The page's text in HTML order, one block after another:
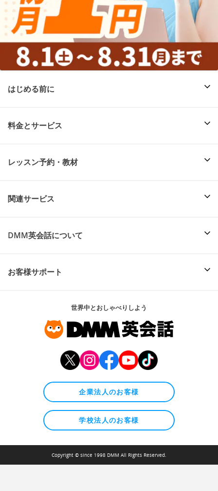
はじめる前に
料金とサービス
レッスン予約・教材
関連サービス
DMM英会話について
お客様サポート
世界中とおしゃべりしよう
企業法人のお客様
学校法人のお客様
Copyright © since 1998 DMM All Rights Reserved.